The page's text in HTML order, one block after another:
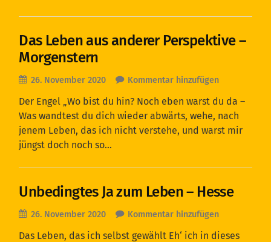
Das Leben aus anderer Perspektive –
Morgenstern
26. November 2020 Kommentar hinzufügen
Der Engel „Wo bist du hin? Noch eben warst du da –
Was wandtest du dich wieder abwärts, wehe, nach
jenem Leben, das ich nicht verstehe, und warst mir
jüngst doch noch so…
Unbedingtes Ja zum Leben – Hesse
26. November 2020 Kommentar hinzufügen
Das Leben, das ich selbst gewählt Eh‘ ich in dieses